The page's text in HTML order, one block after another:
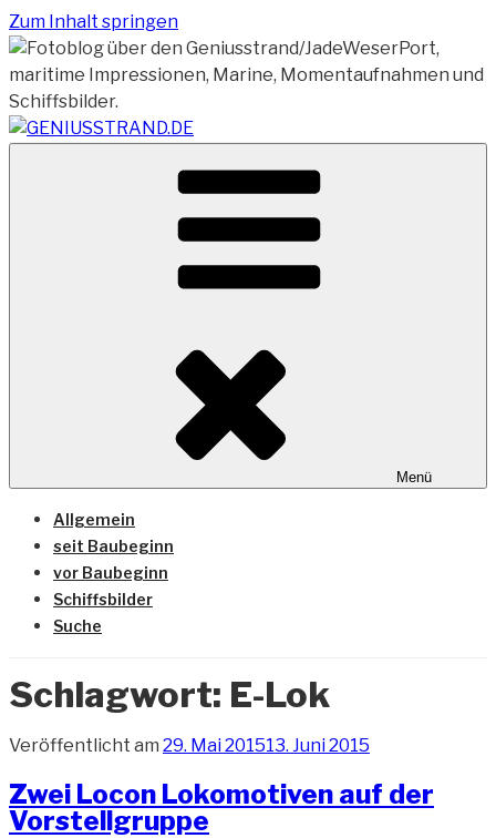
Zum Inhalt springen
GENIUSSTRAND.DE
Vom Geniusstrand zum JadeWeserPort/Container
Terminal Wilhelmshaven
Menü
Allgemein
seit Baubeginn
vor Baubeginn
Schiffsbilder
Suche
Schlagwort: E-Lok
Veröffentlicht am 29. Mai 201513. Juni 2015
Zwei Locon Lokomotiven auf der
Vorstellgruppe